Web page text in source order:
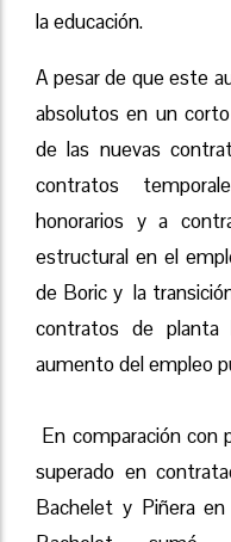
la educación.
A pesar de que este
absolutos en un
de las nuevas
contratos
honorarios y a
estructural en el
de Boric y la
contratos de
aumento del empleo
En comparación con
superado en
Bachelet y Piñera